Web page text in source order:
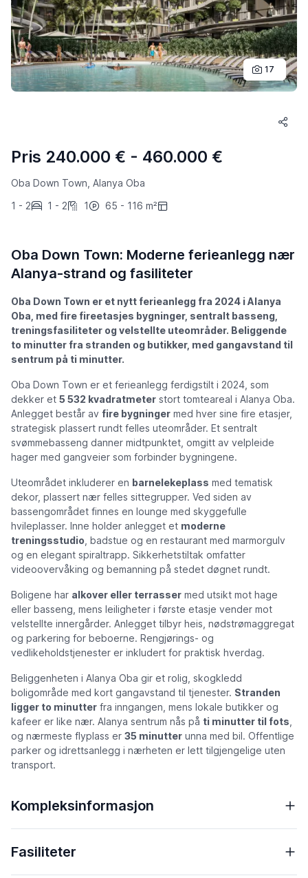
17
Pris 240.000 € - 460.000 €
Oba Down Town, Alanya Oba
1 - 2
1 - 2 1 65 - 116 m²
Oba Down Town: Moderne ferieanlegg nær
Alanya-strand og fasiliteter
Oba Down Town er et nytt ferieanlegg fra 2024 i Alanya
Oba, med fire fireetasjes bygninger, sentralt basseng,
treningsfasiliteter og velstellte uteområder. Beliggende
to minutter fra stranden og butikker, med gangavstand til
sentrum på ti minutter.
Oba Down Town er et ferieanlegg ferdigstilt i 2024, som
dekker et 5 532 kvadratmeter stort tomteareal i Alanya Oba.
Anlegget består av fire bygninger med hver sine fire etasjer,
strategisk plassert rundt felles uteområder. Et sentralt
svømmebasseng danner midtpunktet, omgitt av velpleide
hager med gangveier som forbinder bygningene.
Uteområdet inkluderer en barnelekeplass med tematisk
dekor, plassert nær felles sittegrupper. Ved siden av
bassengområdet finnes en lounge med skyggefulle
hvileplasser. Inne holder anlegget et moderne
treningsstudio , badstue og en restaurant med marmorgulv
og en elegant spiraltrapp. Sikkerhetstiltak omfatter
videoovervåking og bemanning på stedet døgnet rundt.
Boligene har alkover eller terrasser med utsikt mot hage
eller basseng, mens leiligheter i første etasje vender mot
velstellte innergårder. Anlegget tilbyr heis, nødstrømaggregat
og parkering for beboerne. Rengjørings- og
vedlikeholdstjenester er inkludert for praktisk hverdag.
Beliggenheten i Alanya Oba gir et rolig, skogkledd
boligområde med kort gangavstand til tjenester. Stranden
ligger to minutter fra inngangen, mens lokale butikker og
kafeer er like nær. Alanya sentrum nås på ti minutter til fots
og nærmeste flyplass er 35 minutter unna med bil. Offentlige
parker og idrettsanlegg i nærheten er lett tilgjengelige uten
transport.
Kompleksinformasjon
Fasiliteter